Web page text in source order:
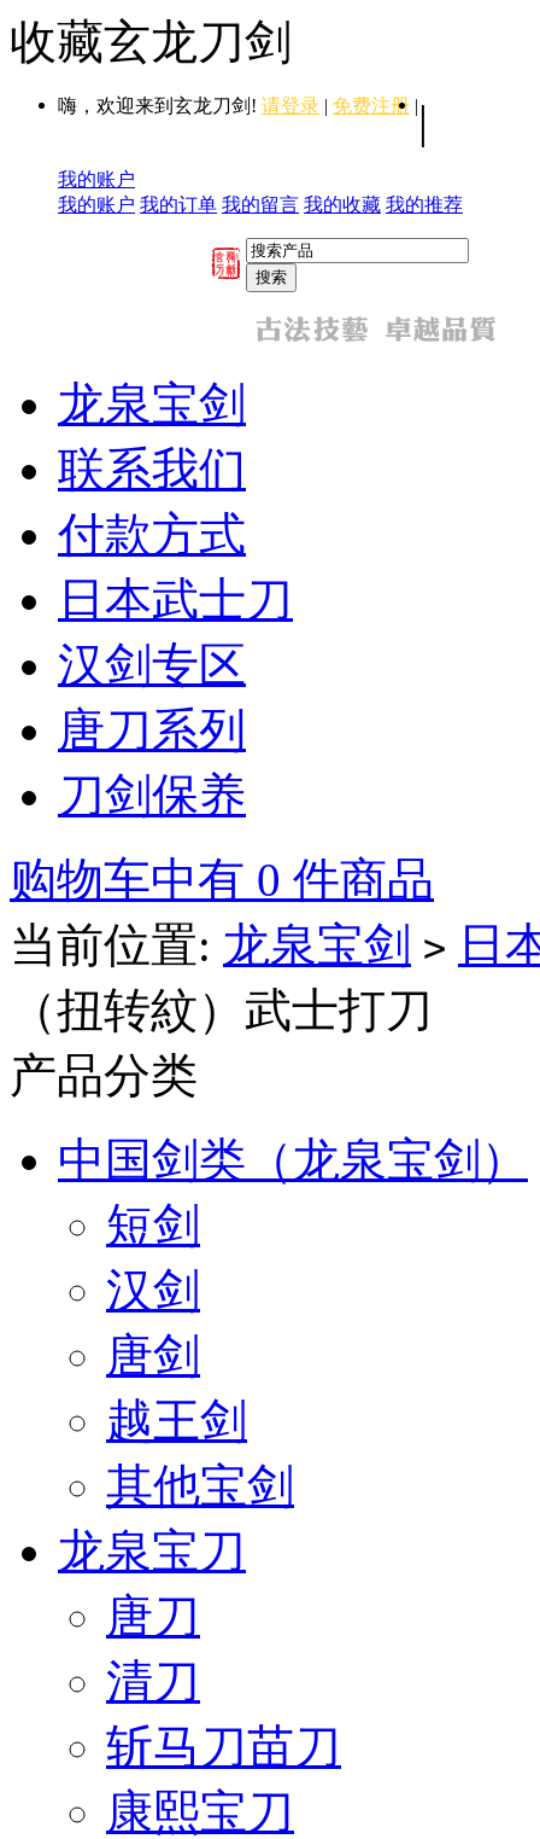
收藏玄龙刀剑
嗨，欢迎来到玄龙刀剑! 请登录 | 免费注册 | |
我的账户
我的账户 我的订单 我的留言 我的收藏 我的推荐
龙泉宝剑
联系我们
付款方式
日本武士刀
汉剑专区
唐刀系列
刀剑保养
购物车中有 0 件商品
当前位置: 龙泉宝剑 > 日
（扭转紋）武士打刀
产品分类
中国剑类（龙泉宝剑）
短剑
汉剑
唐剑
越王剑
其他宝剑
龙泉宝刀
唐刀
清刀
斩马刀苗刀
康熙宝刀